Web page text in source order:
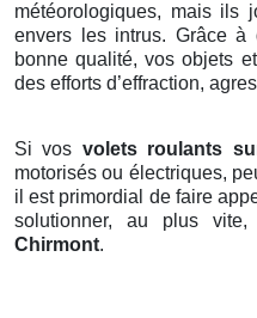
météorologiques, mais ils
envers les intrus. Grâce à
bonne qualité, vos objets
des efforts d’effraction,
Si vos volets roulants
motorisés ou électriques,
il est primordial de faire
solutionner, au plus vite,
Chirmont.